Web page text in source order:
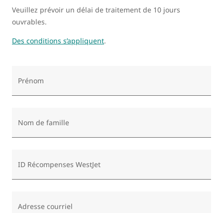
Veuillez prévoir un délai de traitement de 10 jours
ouvrables.
Des conditions s’appliquent.
Prénom
Nom de famille
ID Récompenses WestJet
Adresse courriel